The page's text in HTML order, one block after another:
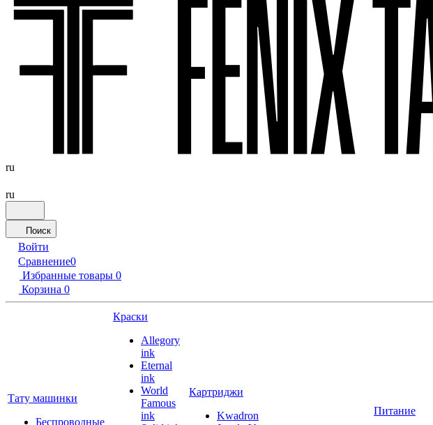
ru
ru
Поиск
Войти
Сравнение0
Избранные товары 0
Корзина 0
Тату машинки
Беспроводные
Краски
Allegory
ink
Eternal
ink
World
Famous
ink
Картриджи
Kwadron
Питание